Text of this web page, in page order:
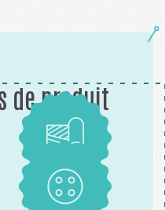
de produit
Tissus
Boutons